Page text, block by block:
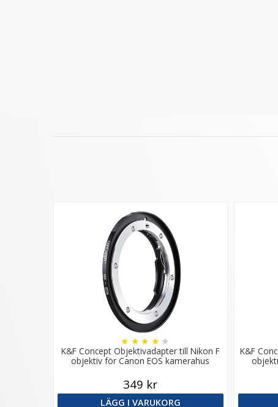
K&F Concept Objektivadapter till Nikon F
objektiv för Canon EOS kamerahus
★ ★ ★ ★ ★
349 kr
LÄGG I VARUKORG
K&F